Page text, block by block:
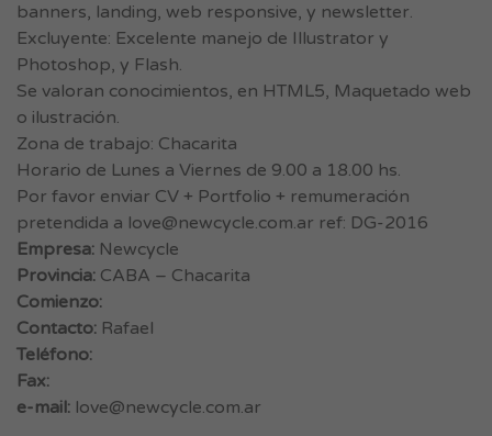
banners, landing, web responsive, y newsletter.
Excluyente: Excelente manejo de Illustrator y
Photoshop, y Flash.
Se valoran conocimientos, en HTML5, Maquetado web
o ilustración.
Zona de trabajo: Chacarita
Horario de Lunes a Viernes de 9.00 a 18.00 hs.
Por favor enviar CV + Portfolio + remumeración
pretendida a love@newcycle.com.ar ref: DG-2016
Empresa: Newcycle
Provincia: CABA – Chacarita
Comienzo:
Contacto: Rafael
Teléfono:
Fax:
e-mail: love@newcycle.com.ar